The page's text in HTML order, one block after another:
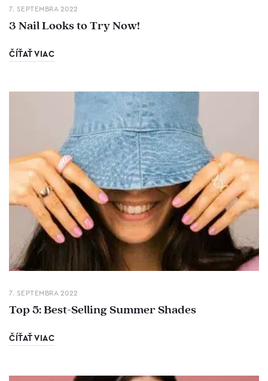
7. SEPTEMBRA 2022
3 Nail Looks to Try Now!
ČÍŤAŤ VIAC
7. SEPTEMBRA 2022
Top 5: Best-Selling Summer Shades
ČÍŤAŤ VIAC